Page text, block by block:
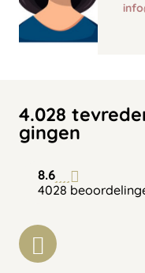
4.028
gingen
8.6
4028